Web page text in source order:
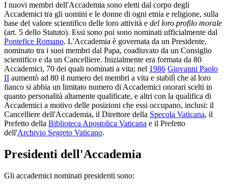
I nuovi membri dell'Accademia sono eletti dal corpo degli
Accademici tra gli uomini e le donne di ogni etnia e religione, sulla
base del valore scientifico delle loro attività e del loro profilo morale
(art. 5 dello Statuto). Essi sono poi sono nominati ufficialmente dal
Pontefice Romano. L'Accademia è governata da un Presidente,
nominato tra i suoi membri dal Papa, coadiuvato da un Consiglio
scientifico e da un Cancelliere. Inizialmente era formata da 80
Accademici, 70 dei quali nominati a vita; nel 1986 Giovanni Paolo
II aumentò ad 80 il numero dei membri a vita e stabilì che al loro
fianco si abbia un limitato numero di Accademici onorari scelti in
quanto personalità altamente qualificate, e altri con la qualifica di
Accademici a motivo delle posizioni che essi occupano, inclusi: il
Cancelliere dell'Accademia, il Direttore della Specola Vaticana, il
Prefetto della Biblioteca Apostolica Vaticana e il Prefetto
dell'Archivio Segreto Vaticano.
Presidenti dell'Accademia
Gli accademici nominati presidenti sono: